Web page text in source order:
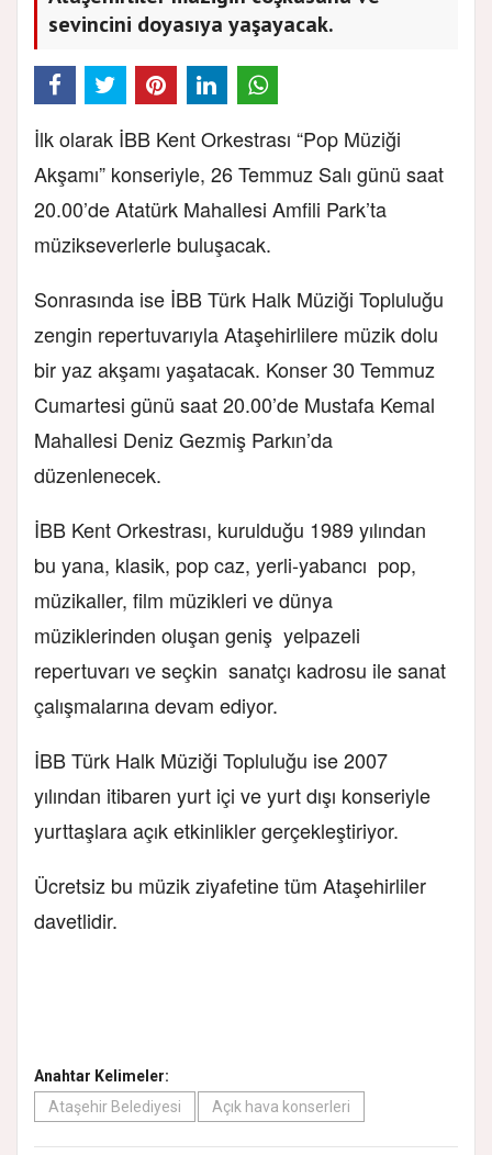
sevincini doyasıya yaşayacak.
İlk olarak İBB Kent Orkestrası “Pop Müziği
Akşamı” konseriyle, 26 Temmuz Salı günü saat
20.00’de Atatürk Mahallesi Amfili Park’ta
müzikseverlerle buluşacak.
Sonrasında ise İBB Türk Halk Müziği Topluluğu
zengin repertuvarıyla Ataşehirlilere müzik dolu
bir yaz akşamı yaşatacak. Konser 30 Temmuz
Cumartesi günü saat 20.00’de Mustafa Kemal
Mahallesi Deniz Gezmiş Parkın’da
düzenlenecek.
İBB Kent Orkestrası, kurulduğu 1989 yılından
bu yana, klasik, pop caz, yerli-yabancı pop,
müzikaller, film müzikleri ve dünya
müziklerinden oluşan geniş yelpazeli
repertuvarı ve seçkin sanatçı kadrosu ile sanat
çalışmalarına devam ediyor.
İBB Türk Halk Müziği Topluluğu ise 2007
yılından itibaren yurt içi ve yurt dışı konseriyle
yurttaşlara açık etkinlikler gerçekleştiriyor.
Ücretsiz bu müzik ziyafetine tüm Ataşehirliler
davetlidir.
Anahtar Kelimeler:
Ataşehir Belediyesi
Açık hava konserleri